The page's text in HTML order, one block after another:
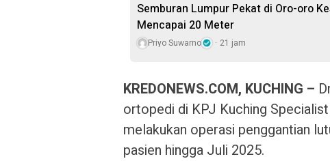
Semburan Lumpur Pekat di Oro-oro
Mencapai 20 Meter
Priyo Suwarno 21 jam
KREDONEWS.COM, KUCHING –
ortopedi di KPJ Kuching
melakukan operasi penggantian
pasien hingga Juli 2025.